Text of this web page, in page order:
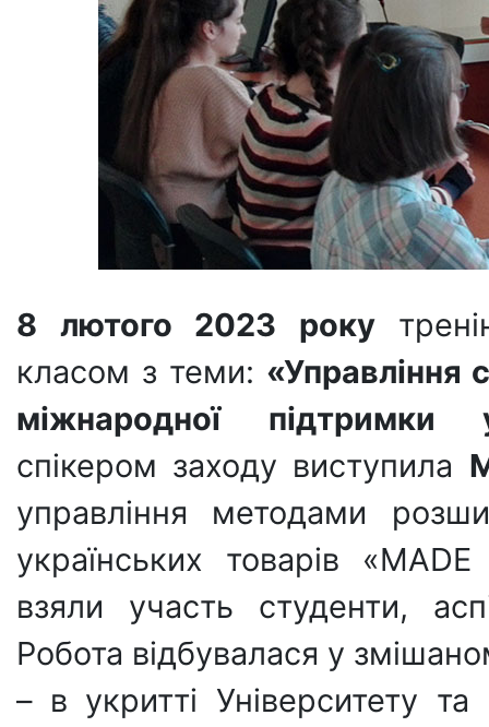
8 лютого 2023 року
класом з теми: «Управління
міжнародної підтримки
спікером заходу виступила
управління методами
українських товарів
взяли участь студенти,
Робота відбувалася у
– в укритті Університету